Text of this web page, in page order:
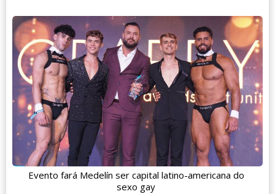
Evento fará Medelín ser capital latino-americana do
sexo gay